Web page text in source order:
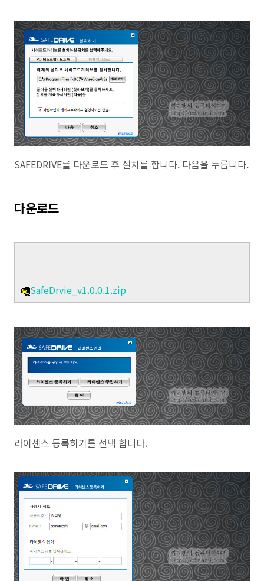
SAFEDRIVE를 다운로드 후 설치를 합니다. 다음을 누릅니다.
다운로드
SafeDrvie_v1.0.0.1.zip
라이센스 등록하기를 선택 합니다.